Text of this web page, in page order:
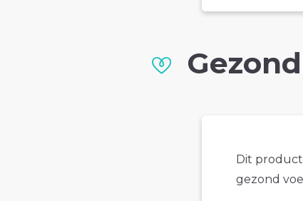
Dit
gezond